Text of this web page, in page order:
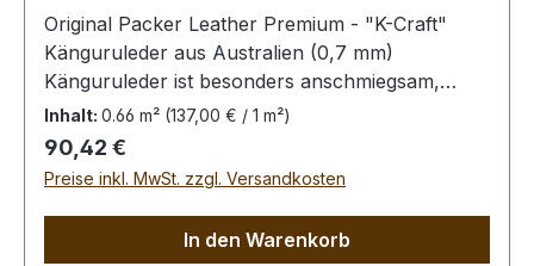
Original Packer Leather Premium - "K-Craft"
Känguruleder aus Australien (0,7 mm)
Känguruleder ist besonders anschmiegsam,
dennoch äußerst zug.- und reißfest. Rein
pflanzliche Gerbung ohne
Oberflächenbehandlung. Die Kängurus leben im
Freiland, kleinere Narben von Dornstichen u.ä.
wenig prägnant.Bei Bestellung von diesem Stück
Inhalt: 0.66 m² (137,00 € / 1 m²)
Regulärer Preis:
90,42 €
Preise inkl. MwSt. zzgl. Versandkosten
In den Warenkorb